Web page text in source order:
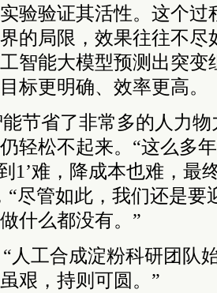
验验证其活性。这个过
的局限，效果往往不
智能大模型预测出突变
标更明确、效率更高。
节省了非常多的人力
轻松不起来。“这么多
1’难，降成本也难，最
“尽管如此，我们还是要
什么都没有。”
“人工合成淀粉科研团
艰，持则可圆。”